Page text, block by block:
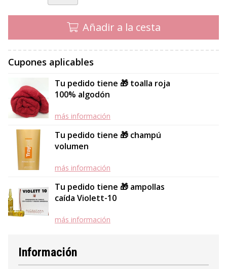
Añadir a la cesta
Cupones aplicables
Tu pedido tiene 🎁 toalla roja
100% algodón
más información
Tu pedido tiene 🎁 champú
volumen
más información
Tu pedido tiene 🎁 ampollas
caída Violett-10
más información
Información